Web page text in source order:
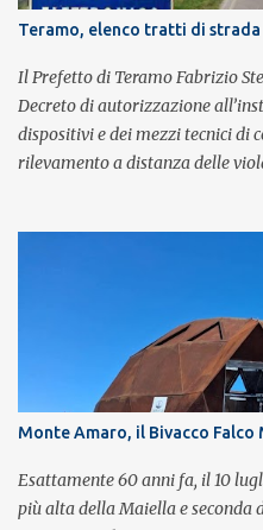
Brian May e Roger Taylor per il
Teramo, elenco tratti di
Il Prefetto di Teramo Fabrizio
Decreto di autorizzazione
dispositivi e dei mezzi tecnici
rilevamento a distanza delle
del C.d.S., in particolare del
provvedimento, spiega il
completamento dell’istruttoria
Teramo, integrando il
stato dato parere tecnico
proceduto all’esame delle
Monte Amaro, il Bivacco Falco
Esattamente 60 anni fa, il 10
più alta della Maiella e seconda